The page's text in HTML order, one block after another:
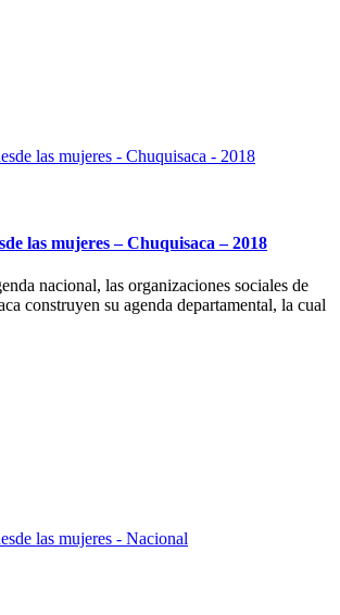
las mujeres – Chuquisaca – 2018
nacional, las organizaciones sociales de
construyen su agenda departamental, la cual